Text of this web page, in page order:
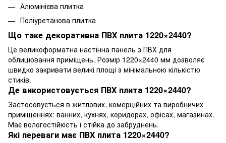
Алюмінієва плитка
Поліуретанова плитка
Що таке декоративна ПВХ плита 1220×2440?
Це великоформатна настінна панель з ПВХ для
облицювання приміщень. Розмір 1220×2440 мм дозволяє
швидко закривати великі площі з мінімальною кількістю
стиків.
Де використовується ПВХ плита 1220×2440?
Застосовується в житлових, комерційних та виробничих
приміщеннях: ванних, кухнях, коридорах, офісах, магазинах.
Має вологостійкість і стійка до забруднень.
Які переваги має ПВХ плита 1220×2440?